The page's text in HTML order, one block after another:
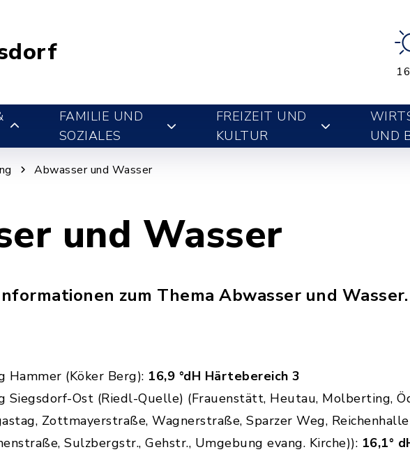
FAMILIE UND
SOZIALES
FREIZEIT UND
KULTUR
UND
Abwasser und Wasser
und Wasser
zum Thema Abwasser und Wasser.
Hammer (Köker Berg): 16,9 °dH Härtebereich 3
Siegsdorf-Ost (Riedl-Quelle) (Frauenstätt, Heutau, Molberting,
Zottmayerstraße, Wagnerstraße, Sparzer Weg,
Sulzbergstr., Gehstr., Umgebung evang. Kirche)): 16,1°